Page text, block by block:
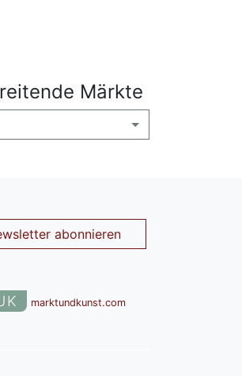
Märkte
abonnieren
marktundkunst.com